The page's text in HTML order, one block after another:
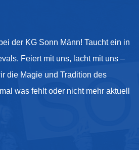
der KG Sonn Männ! Taucht ein in
Feiert mit uns, lacht mit uns –
die Magie und Tradition des
was fehlt oder nicht mehr aktuell